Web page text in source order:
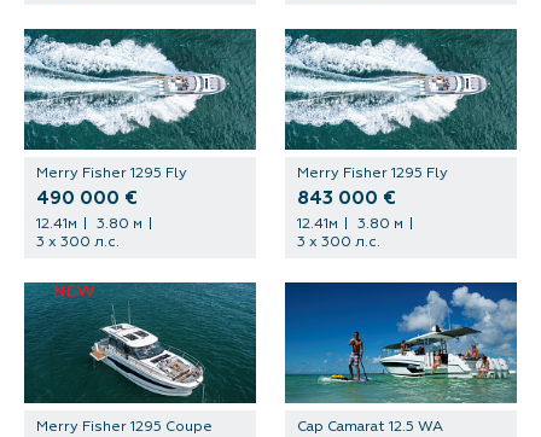
Merry Fisher 1295 Fly
490 000 €
12.41м
3.80 м
3 х 300 л.с.
Merry Fisher 1295 Fly
843 000 €
12.41м
3.80 м
3 х 300 л.с.
Merry Fisher 1295 Coupe Cap Camarat 12.5 WA